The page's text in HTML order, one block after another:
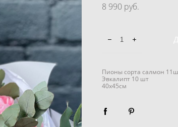
8 990 pуб.
Пионы сорта салмон
Эвкалипт 10 шт
40х45см